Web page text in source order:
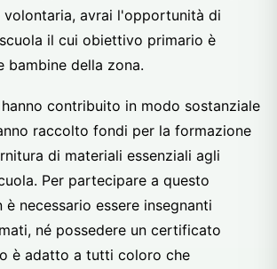
volontaria, avrai l'opportunità di
il cui obiettivo primario è
bambine della zona.
contribuito in modo sostanziale
raccolto fondi per la formazione
di materiali essenziali agli
Per partecipare a questo
è necessario essere insegnanti
né possedere un certificato
è adatto a tutti coloro che